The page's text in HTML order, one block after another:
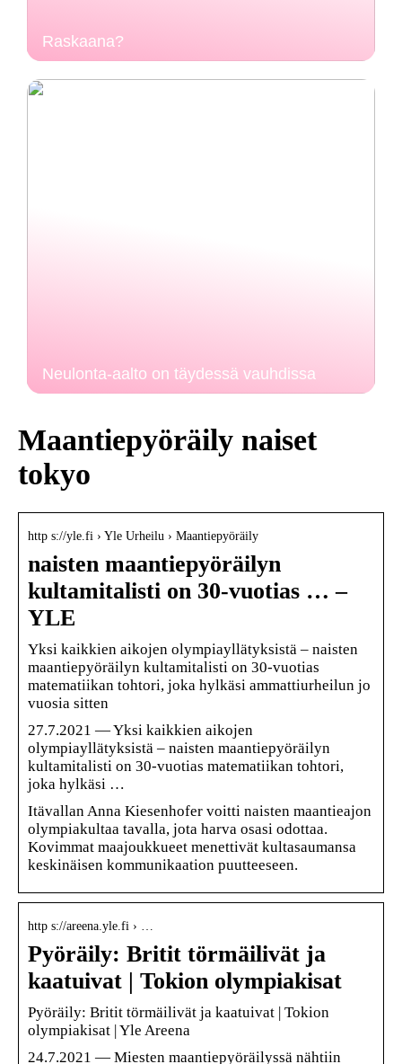
Raskaana?
Neulonta-aalto on täydessä vauhdissa
Maantiepyöräily naiset
tokyo
http s://yle.fi › Yle Urheilu › Maantiepyöräily
naisten maantiepyöräilyn
kultamitalisti on 30-vuotias … –
YLE
Yksi kaikkien aikojen olympiayllätyksistä – naisten
maantiepyöräilyn kultamitalisti on 30-vuotias
matematiikan tohtori, joka hylkäsi ammattiurheilun jo
vuosia sitten
27.7.2021 — Yksi kaikkien aikojen
olympiayllätyksistä – naisten maantiepyöräilyn
kultamitalisti on 30-vuotias matematiikan tohtori,
joka hylkäsi …
Itävallan Anna Kiesenhofer voitti naisten maantieajon
olympiakultaa tavalla, jota harva osasi odottaa.
Kovimmat maajoukkueet menettivät kultasaumansa
keskinäisen kommunikaation puutteeseen.
http s://areena.yle.fi › …
Pyöräily: Britit törmäilivät ja
kaatuivat | Tokion olympiakisat
Pyöräily: Britit törmäilivät ja kaatuivat | Tokion
olympiakisat | Yle Areena
24.7.2021 — Miesten maantiepyöräilyssä nähtiin